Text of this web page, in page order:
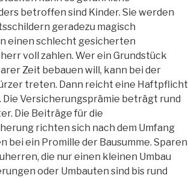
betroffen sind Kinder. Sie werden
geradezu magisch
einen schlecht gesicherten
voll zahlen. Wer ein Grundstück
Zeit bebauen will, kann bei der
treten. Dann reicht eine Haftpflicht
Versicherungsprämie beträgt rund
Die Beiträge für die
richten sich nach dem Umfang
bei ein Promille der Bausumme. Sparen
die nur einen kleinen Umbau
oder Umbauten sind bis rund